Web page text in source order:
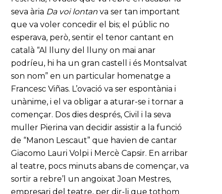
seva ària Da voi lontan va ser tan important
que va voler concedir el bis; el públic no
esperava, però, sentir el tenor cantant en
català “Al lluny del lluny on mai anar
podríeu, hi ha un gran castell i és Montsalvat
son nom” en un particular homenatge a
Francesc Viñas. L’ovació va ser espontània i
unànime, i el va obligar a aturar-se i tornar a
començar. Dos dies després, Civil i la seva
muller Pierina van decidir assistir a la funció
de “Manon Lescaut” que havien de cantar
Giacomo Lauri Volpi i Mercè Capsir. En arribar
al teatre, pocs minuts abans de començar, va
sortir a rebre’l un angoixat Joan Mestres,
empresari del teatre, per dir-li que tothom